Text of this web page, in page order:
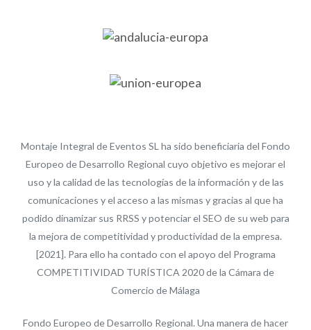
Montaje Integral de Eventos SL ha sido beneficiaria del Fondo
Europeo de Desarrollo Regional cuyo objetivo es mejorar el
uso y la calidad de las tecnologías de la información y de las
comunicaciones y el acceso a las mismas y gracias al que ha
podido dinamizar sus RRSS y potenciar el SEO de su web para
la mejora de competitividad y productividad de la empresa.
[2021]. Para ello ha contado con el apoyo del Programa
COMPETITIVIDAD TURÍSTICA 2020 de la Cámara de
Comercio de Málaga
Fondo Europeo de Desarrollo Regional. Una manera de hacer